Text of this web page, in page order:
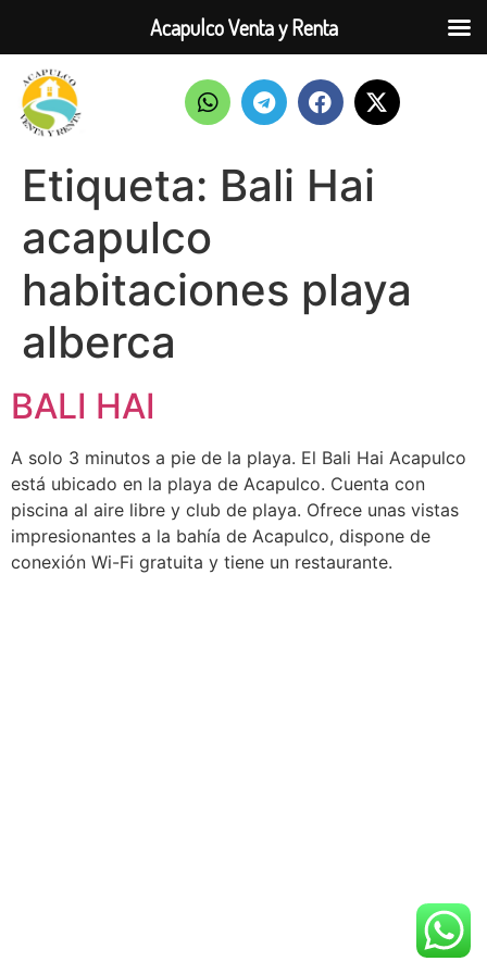
Etiqueta: Bali Hai
acapulco
habitaciones playa
alberca
BALI HAI
A solo 3 minutos a pie de la playa. El Bali Hai Acapulco
está ubicado en la playa de Acapulco. Cuenta con
piscina al aire libre y club de playa. Ofrece unas vistas
impresionantes a la bahía de Acapulco, dispone de
conexión Wi-Fi gratuita y tiene un restaurante.
Acapulco Venta y Renta